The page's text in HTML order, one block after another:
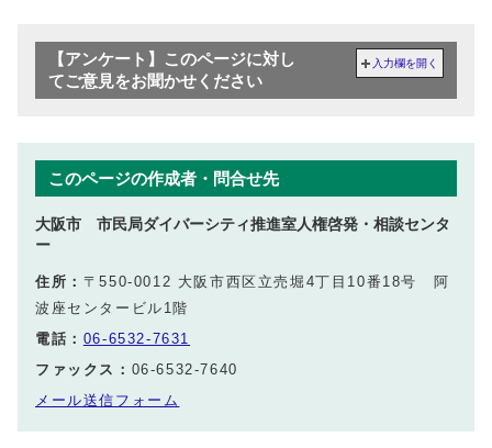
【アンケート】このページに対し
てご意見をお聞かせください
入力欄を開く
このページの作成者・問合せ先
大阪市 市民局ダイバーシティ推進室人権啓発・相談センタ
ー
住所： 〒550-0012 大阪市西区立売堀4丁目10番18号 阿
波座センタービル1階
電話： 06-6532-7631
ファックス： 06-6532-7640
メール送信フォーム